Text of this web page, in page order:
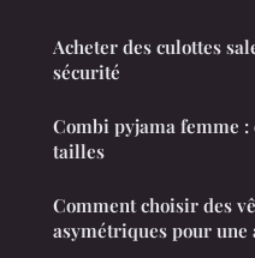
Acheter des culottes
sécurité
Combi pyjama femme
tailles
Comment choisir des
asymétriques pour